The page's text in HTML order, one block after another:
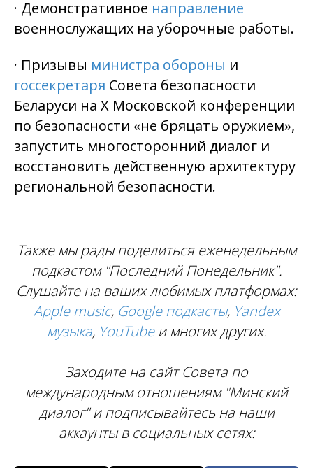
· Демонстративное направление
военнослужащих на уборочные работы.
· Призывы министра обороны и
госсекретаря Совета безопасности
Беларуси на Х Московской конференции
по безопасности «не бряцать оружием»,
запустить многосторонний диалог и
восстановить действенную архитектуру
региональной безопасности.
Также мы рады поделиться еженедельным
подкастом "Последний Понедельник".
Слушайте на ваших любимых платформах:
Apple music, Google подкасты, Yandex
музыка, YouTubeи многих других.
Заходите на сайт Совета по
международным отношениям "Минский
диалог" и подписывайтесь на наши
аккаунты в социальных сетях: